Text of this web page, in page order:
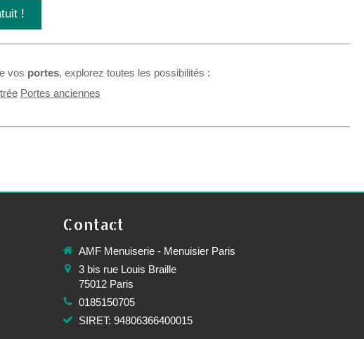
!
vos portes, explorez toutes les possibilités :
Portes anciennes
Contact
AMF Menuiserie - Menuisier Paris
3 bis rue Louis Braille
75012 Paris
0185150705
SIRET: 94806366400015